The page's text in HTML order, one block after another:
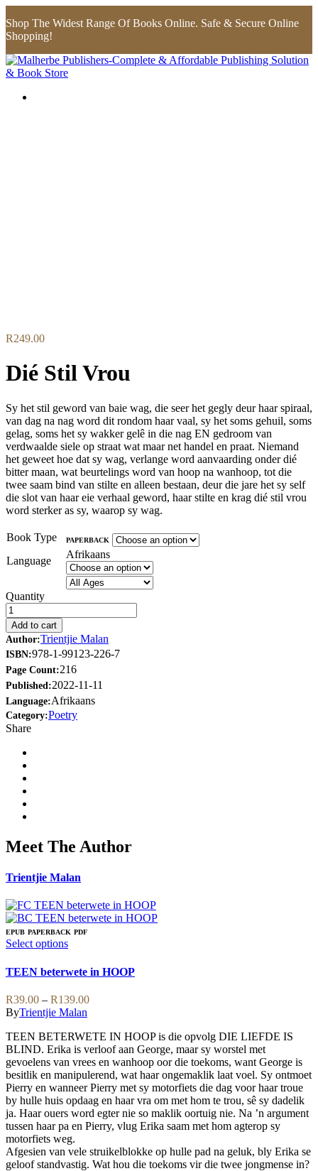
Shop The Widest Range Of Books Online. Safe & Secure Online
Shopping!
R249.00
Dié Stil Vrou
Sy het stil geword van baie wag, die seer het gegly deur haar spiraal,
van dag na nag word dit rondom haar vaal, sy het soms gehuil, soms
gelag, soms het sy wakker gelê in die nag EN gedroom van
verdwaalde siele op straat wat maar net handel en praat. Niemand
het geweet hoe dat sy wag, verlange word aanvaarding onder dié
bitter maan, wat beurtelings word van hoop na wanhoop, tot die
twee saam bind van stilte en alleen bestaan, deur die jare het sy self
die slot van haar eie verhaal geword, haar stilte en krag dié stil vrou
word sterker as sy, waarop sy wag.
Book Type PAPERBACK
Language
Afrikaans
Quantity
Add to cart
Author:Trientjie Malan
ISBN:978-1-99123-226-7
Page Count:216
Published:2022-11-11
Language:Afrikaans
Category:Poetry
Share
Meet The Author
Trientjie Malan
EPUB PAPERBACK PDF
Select optionsThis
has
multiple
variants.
The
options
may
be
chosen
on
the
product
page
TEEN beterwete in HOOP
R39.00 – R139.00Price
through
R139.00
ByTrientjie Malan
TEEN BETERWETE IN HOOP is die opvolg DIE LIEFDE IS
BLIND. Erika is verloof aan George, maar sy worstel met
gevoelens van vrees en wanhoop oor die toekoms, want George is
besitlik en manipulerend, wat haar ongemaklik laat voel. Sy ontmoet
Pierry en wanneer Pierry met sy motorfiets die dag voor haar troue
by hulle huis opdaag en haar vra om met hom te trou, sê sy dadelik
ja. Haar ouers word egter nie so maklik oortuig nie. Na ’n argument
tussen haar pa en Pierry, vlug Erika saam met hom agterop sy
motorfiets weg.
Afgesien van vele struikelblokke op hulle pad na geluk, bly Erika se
geloof standvastig. Wat hou die toekoms vir die twee jongmense in?